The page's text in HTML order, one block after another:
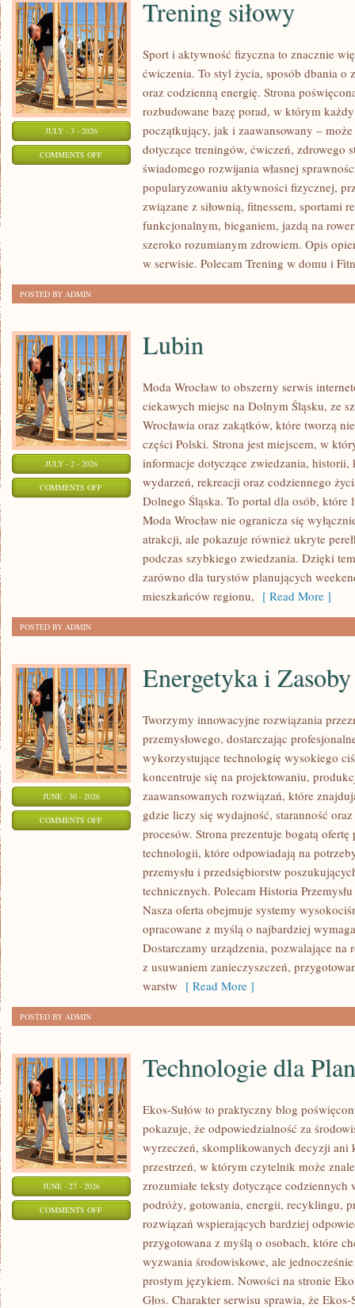
JULY - 3 - 2026
COMMENTS OFFON
Trening siłowy
Sport i aktywność fizyczna to znacznie
ćwiczenia. To styl życia, sposób dbania o
oraz codzienną energię. Strona
rozbudowane bazę porad, w którym
początkujący, jak i zaawansowany –
dotyczące treningów, ćwiczeń, zdrowego
świadomego rozwijania własnej
popularyzowaniu aktywności fizycznej,
związane z siłownią, fitnessem, sportami
funkcjonalnym, bieganiem, jazdą na
szeroko rozumianym zdrowiem. Opis
w serwisie. Polecam Trening w domu i
POSTED BY ADMIN
JULY - 2 - 2026
COMMENTS OFFON
Lubin
Moda Wrocław to obszerny serwis
ciekawych miejsc na Dolnym Śląsku, ze
Wrocławia oraz zakątków, które tworzą
części Polski. Strona jest miejscem, w
informacje dotyczące zwiedzania,
wydarzeń, rekreacji oraz codziennego
Dolnego Śląska. To portal dla osób,
Moda Wrocław nie ogranicza się
atrakcji, ale pokazuje również ukryte
podczas szybkiego zwiedzania. Dzięki
zarówno dla turystów planujących
mieszkańców regionu, [ Read More ]
POSTED BY ADMIN
JUNE - 30 - 2026
COMMENTS OFFON
ENERGETYKA
Energetyka i Zasoby
Tworzymy innowacyjne rozwiązania
przemysłowego, dostarczając
wykorzystujące technologię wysokiego
koncentruje się na projektowaniu,
zaawansowanych rozwiązań, które
gdzie liczy się wydajność, staranność
procesów. Strona prezentuje bogatą ofertę
technologii, które odpowiadają na
przemysłu i przedsiębiorstw
technicznych. Polecam Historia
Nasza oferta obejmuje systemy
opracowane z myślą o najbardziej
Dostarczamy urządzenia, pozwalające na
z usuwaniem zanieczyszczeń,
warstw [ Read More ]
POSTED BY ADMIN
JUNE - 27 - 2026
COMMENTS OFFON
TECHNOLOGIE
Technologie dla
Ekos-Sułów to praktyczny blog
pokazuje, że odpowiedzialność za
wyrzeczeń, skomplikowanych decyzji ani
przestrzeń, w którym czytelnik może
zrozumiałe teksty dotyczące
podróży, gotowania, energii, recyklingu,
rozwiązań wspierających bardziej
przygotowana z myślą o osobach, które
wyzwania środowiskowe, ale
prostym językiem. Nowości na stronie
Głos. Charakter serwisu sprawia, że